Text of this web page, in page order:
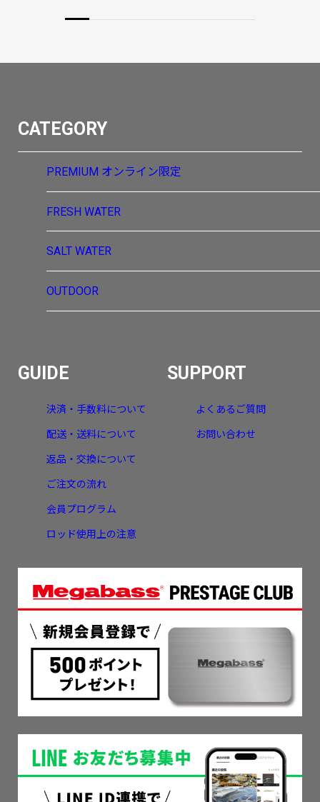
CATEGORY
PREMIUM オンライン限定
FRESH WATER
SALT WATER
OUTDOOR
GUIDE
決済・手数料について
配送・送料について
返品・交換について
ご注文の流れ
会員プログラム
ロッド使用上の注意
SUPPORT
よくあるご質問
お問い合わせ